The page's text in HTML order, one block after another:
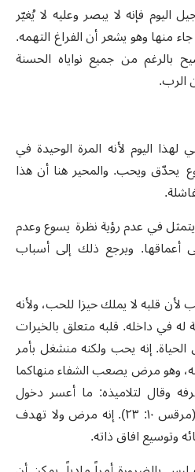
اليوم فإنه لا يبصر وعليه لا يُغيّر
منها وهو يشعر أن الفراغ التهمه.
بالرغم من جميع نواياه الحسنة
الرب.
لهذا اليوم لأنه المرة الوحيدة في
يحدّق ويحب. والمحير هنا أن هذا
في عدم رؤية نظرة يسوع وعدم
أعماقها. ويرجع ذلك إلى أسباب
لأن قلبه لا يملك حيزا للحب، ولأنه
له في داخله. قلبه متعلق بالخيرات
إنه يحب ولكنه منشغل بأمر
وهو مرض يصعب الشفاء منهاكما
وقال لتلاميذه: ما أعسر دخول
ملكوت الله على ذوي المال (مرقس ١٠: ٢٣). إنه مرض ولا تهدف
وتوسيع افاق ذاته.